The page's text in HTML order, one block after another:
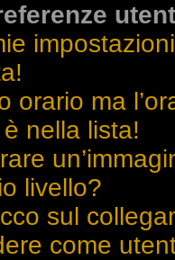
orario ma
nella lista!
livello?
sul
come